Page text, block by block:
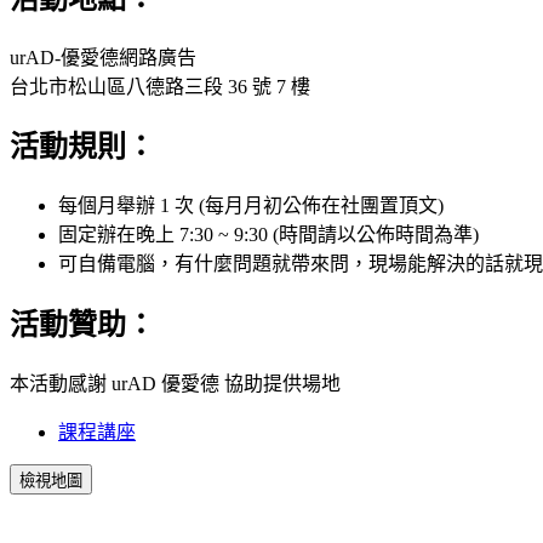
urAD-優愛德網路廣告
台北市松山區八德路三段 36 號 7 樓
活動規則：
每個月舉辦 1 次 (每月月初公佈在社團置頂文)
固定辦在晚上 7:30 ~ 9:30 (時間請以公佈時間為準)
可自備電腦，有什麼問題就帶來問，現場能解決的話就
活動贊助：
本活動感謝 urAD 優愛德 協助提供場地
課程講座
檢視地圖